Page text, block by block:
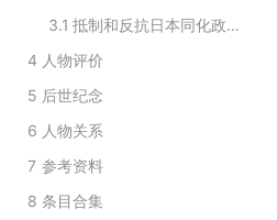
3.1
抵制和反抗日本同化政策及皇民化运动
4 人物评价
5 后世纪念
6 人物关系
7 参考资料
8 条目合集